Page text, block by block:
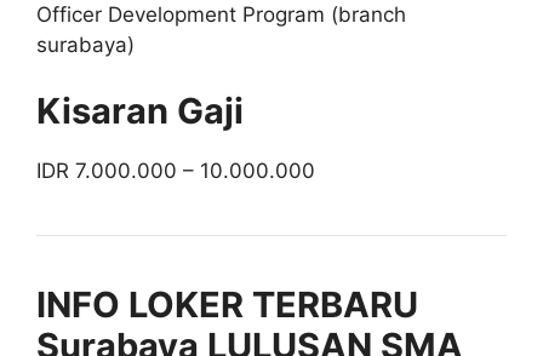
Officer Development Program (branch
surabaya)
Kisaran Gaji
IDR 7.000.000 – 10.000.000
INFO LOKER TERBARU
Surabaya LULUSAN SMA